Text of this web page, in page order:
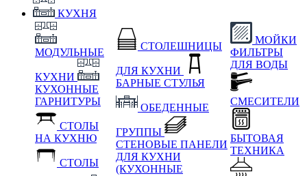
КУХНЯ
МОДУЛЬНЫЕ
КУХНИ
КУХОННЫЕ
ГАРНИТУРЫ
СТОЛЫ
НА КУХНЮ
СТОЛЫ
СТОЛЕШНИЦЫ
ДЛЯ КУХНИ
БАРНЫЕ СТУЛЬЯ
ОБЕДЕННЫЕ
ГРУППЫ
СТЕНОВЫЕ ПАНЕЛИ
ДЛЯ КУХНИ
(КУХОННЫЕ
МОЙКИ
ФИЛЬТРЫ
ДЛЯ ВОДЫ
СМЕСИТЕЛИ
БЫТОВАЯ
ТЕХНИКА